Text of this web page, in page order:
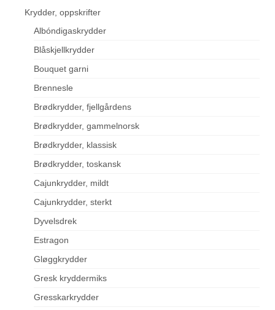
Krydder, oppskrifter
Albóndigaskrydder
Blåskjellkrydder
Bouquet garni
Brennesle
Brødkrydder, fjellgårdens
Brødkrydder, gammelnorsk
Brødkrydder, klassisk
Brødkrydder, toskansk
Cajunkrydder, mildt
Cajunkrydder, sterkt
Dyvelsdrek
Estragon
Gløggkrydder
Gresk kryddermiks
Gresskarkrydder